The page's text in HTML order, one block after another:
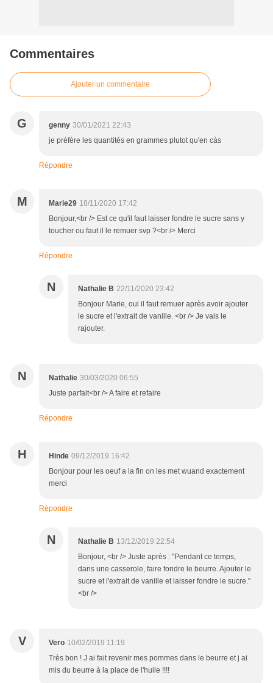
Commentaires
Ajouter un commentaire
G genny 30/01/2021 22:43
je préfère les quantités en grammes plutot qu'en càs
Répondre
M Marie29 18/11/2020 17:42
Bonjour,<br /> Est ce qu'il faut laisser fondre le sucre sans y
toucher ou faut il le remuer svp ?<br /> Merci
Répondre
N Nathalie B 22/11/2020 23:42
Bonjour Marie, oui il faut remuer après avoir ajouter
le sucre et l'extrait de vanille. <br /> Je vais le
rajouter.
N Nathalie 30/03/2020 06:55
Juste parfait<br /> A faire et refaire
Répondre
H Hinde 09/12/2019 16:42
Bonjour pour les oeuf a la fin on les met wuand exactement
merci
Répondre
N Nathalie B 13/12/2019 22:54
Bonjour, <br /> Juste après : "Pendant ce temps,
dans une casserole, faire fondre le beurre. Ajouter le
sucre et l'extrait de vanille et laisser fondre le sucre."
<br />
V Vero 10/02/2019 11:19
Très bon ! J ai fait revenir mes pommes dans le beurre et j ai
mis du beurre à la place de l'huile !!!!